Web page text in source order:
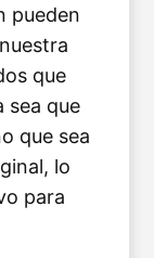
pueden
que
sea que
que sea
lo
para